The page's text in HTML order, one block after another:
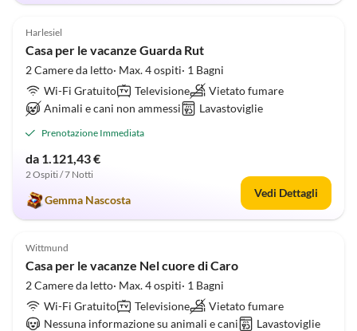
Alto
4.9 (7)
Harlesiel
Casa per le vacanze Guarda Rut
2 Camere da letto· Max. 4 ospiti· 1 Bagni
Wi-Fi Gratuito
Televisione
Vietato fumare
Animali e cani non ammessi
Lavastoviglie
Prenotazione Immediata
da 1.121,43 €
2 Ospiti / 7 Notti
Gemma Nascosta
Vedi Dettagli
4.9 (5)
Wittmund
Casa per le vacanze Nel cuore di Caro
2 Camere da letto· Max. 4 ospiti· 1 Bagni
Wi-Fi Gratuito
Televisione
Vietato fumare
Nessuna informazione su animali e cani
Lavastoviglie